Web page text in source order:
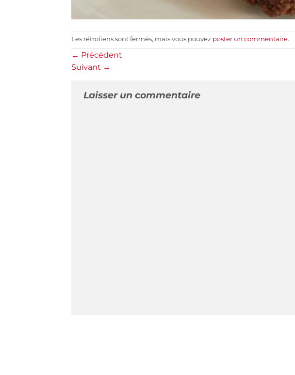
Les rétroliens sont fermés, mais vous pouvez poster un commentaire.
← Précédent
Suivant →
Laisser un commentaire